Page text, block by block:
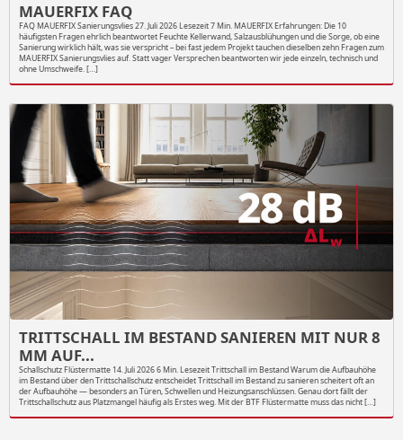
MAUERFIX FAQ
FAQ MAUERFIX Sanierungsvlies 27. Juli 2026 Lesezeit 7 Min. MAUERFIX Erfahrungen: Die 10
häufigsten Fragen ehrlich beantwortet Feuchte Kellerwand, Salzausblühungen und die Sorge, ob eine
Sanierung wirklich hält, was sie verspricht – bei fast jedem Projekt tauchen dieselben zehn Fragen zum
MAUERFIX Sanierungsvlies auf. Statt vager Versprechen beantworten wir jede einzeln, technisch und
ohne Umschweife. […]
TRITTSCHALL IM BESTAND SANIEREN MIT NUR 8
MM AUF...
Schallschutz Flüstermatte 14. Juli 2026 6 Min. Lesezeit Trittschall im Bestand Warum die Aufbauhöhe
im Bestand über den Trittschallschutz entscheidet Trittschall im Bestand zu sanieren scheitert oft an
der Aufbauhöhe — besonders an Türen, Schwellen und Heizungsanschlüssen. Genau dort fällt der
Trittschallschutz aus Platzmangel häufig als Erstes weg. Mit der BTF Flüstermatte muss das nicht […]